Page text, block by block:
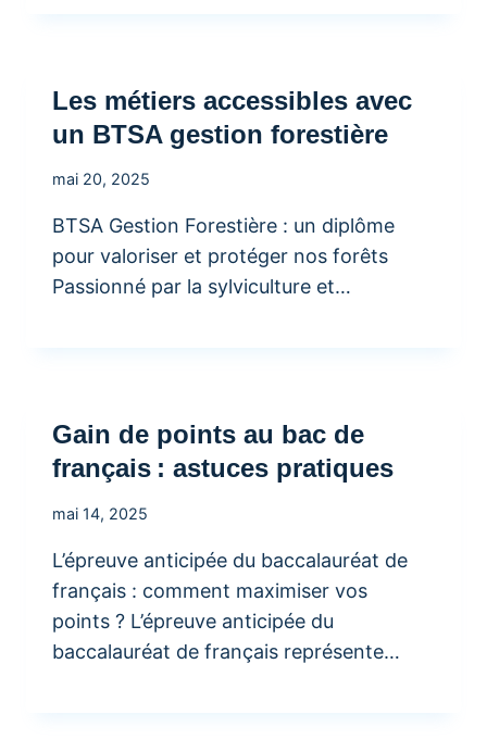
Les métiers accessibles avec
un BTSA gestion forestière
mai 20, 2025
BTSA Gestion Forestière : un diplôme
pour valoriser et protéger nos forêts
Passionné par la sylviculture et…
Gain de points au bac de
français : astuces pratiques
mai 14, 2025
L’épreuve anticipée du baccalauréat de
français : comment maximiser vos
points ? L’épreuve anticipée du
baccalauréat de français représente…